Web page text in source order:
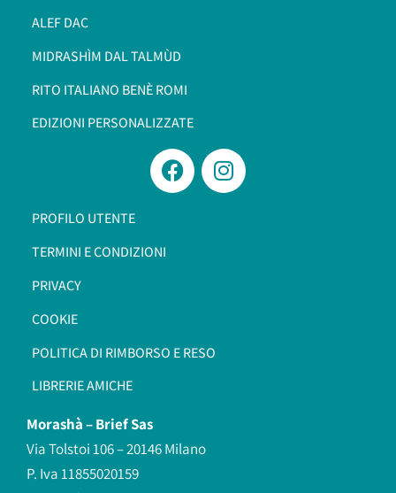
ALEF DAC
MIDRASHÌM DAL TALMÙD
RITO ITALIANO BENÈ ROMI​
EDIZIONI PERSONALIZZATE
PROFILO UTENTE
TERMINI E CONDIZIONI
PRIVACY
COOKIE
POLITICA DI RIMBORSO E RESO
LIBRERIE AMICHE
Morashà –Brief Sas
Via Tolstoi 106 – 20146 Milano
P. Iva 11855020159